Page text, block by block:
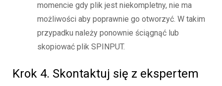
momencie gdy plik jest niekompletny, nie ma
możliwości aby poprawnie go otworzyć. W takim
przypadku należy ponownie ściągnąć lub
skopiować plik SPINPUT.
Krok 4. Skontaktuj się z ekspertem